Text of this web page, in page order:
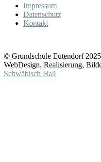
Impressum
Datenschutz
Kontakt
© Grundschule Eutendorf
WebDesign, Realisierung,
Schwäbisch Hall